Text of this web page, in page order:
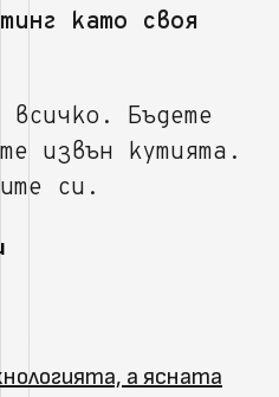
като своя
всичко. Бъдете
извън кутията.
си.
а ясната